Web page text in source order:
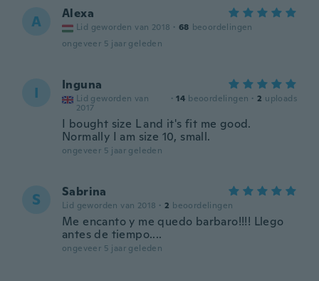
A Alexa
Lid geworden van 2018 · 68 beoordelingen
ongeveer 5 jaar geleden
I Inguna
Lid geworden van
2017
· 14 beoordelingen · 2 uploads
I bought size L and it's fit me good.
Normally I am size 10, small.
ongeveer 5 jaar geleden
S Sabrina
Lid geworden van 2018 · 2 beoordelingen
Me encanto y me quedo barbaro!!!! Llego
antes de tiempo....
ongeveer 5 jaar geleden